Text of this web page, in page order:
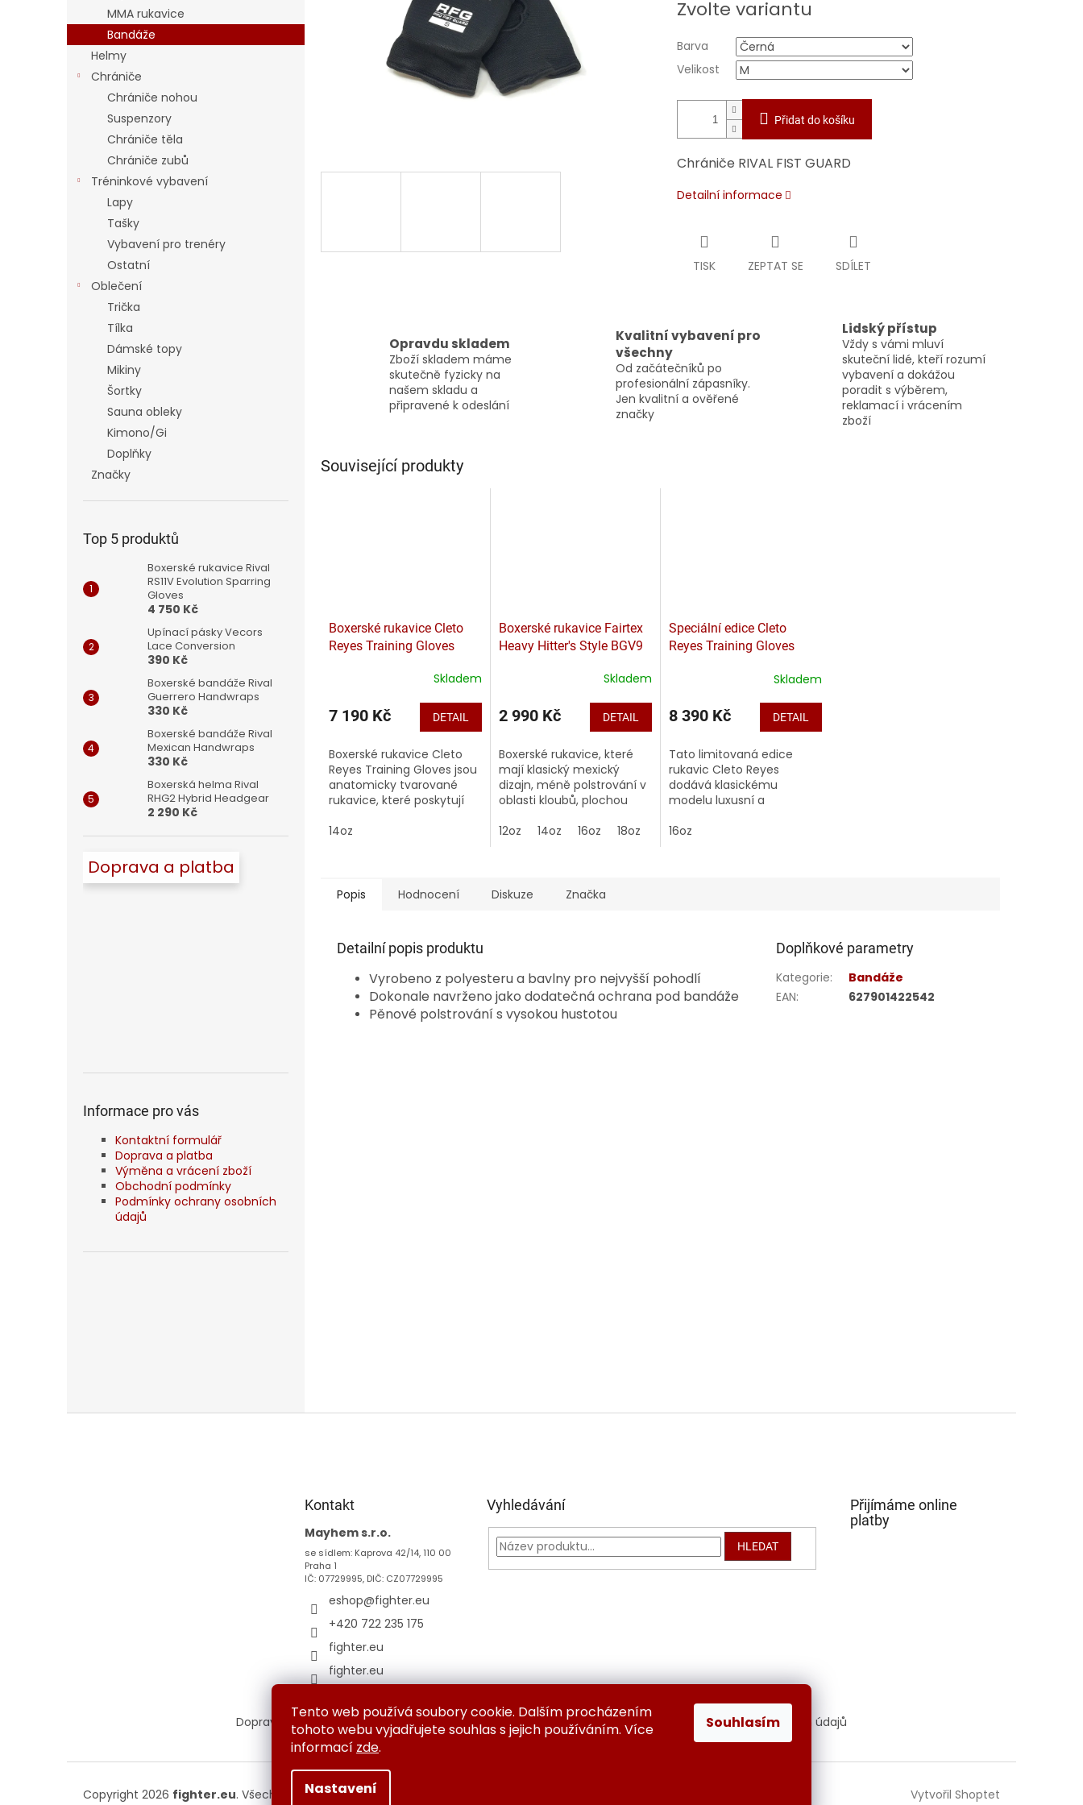
Tento web používá soubory cookie. Dalším procházením
tohoto webu vyjadřujete souhlas s jejich používáním. Více
informací zde.
Nastavení
Souhlasím
n
e
MMA rukavice
Bandáže
Helmy
Chrániče
Chrániče nohou
Suspenzory
Chrániče těla
Chrániče zubů
Tréninkové vybavení
Lapy
Tašky
Vybavení pro trenéry
Ostatní
Oblečení
Trička
Tílka
Dámské topy
Mikiny
Šortky
Sauna obleky
Kimono/Gi
Doplňky
Značky
Top 5 produktů
Boxerské rukavice Rival
RS11V Evolution Sparring
Gloves
4 750 Kč
Upínací pásky Vecors
Lace Conversion
390 Kč
Boxerské bandáže Rival
Guerrero Handwraps
330 Kč
Boxerské bandáže Rival
Mexican Handwraps
330 Kč
Boxerská helma Rival
RHG2 Hybrid Headgear
2 290 Kč
Doprava a platba
Informace pro vás
Kontaktní formulář
Doprava a platba
Výměna a vrácení zboží
Obchodní podmínky
Podmínky ochrany osobních
údajů
cena:
Zvolte variantu
Barva
Velikost
Přidat do košíku
Chrániče RIVAL FIST GUARD
Detailní informace
TISK ZEPTAT SE SDÍLET
Opravdu skladem
Zboží skladem máme
skutečně fyzicky na
našem skladu a
připravené k odeslání
Kvalitní vybavení pro
všechny
Od začátečníků po
profesionální zápasníky.
Jen kvalitní a ověřené
značky
Lidský přístup
Vždy s vámi mluví
skuteční lidé, kteří rozumí
vybavení a dokážou
poradit s výběrem,
reklamací i vrácením
zboží
Související produkty
Boxerské rukavice Cleto
Reyes Training Gloves
Skladem
7 190 Kč DETAIL
Boxerské rukavice Cleto
Reyes Training Gloves jsou
anatomicky tvarované
rukavice, které poskytují
při tréninku, sparingu a
14oz
Boxerské rukavice Fairtex
Heavy Hitter's Style BGV9
Skladem
2 990 Kč DETAIL
Boxerské rukavice, které
mají klasický mexický
dizajn, méně polstrování v
oblasti kloubů, plochou
střih. Výborné rukavice za
12oz 14oz 16oz 18oz
Speciální edice Cleto
Reyes Training Gloves
Skladem
8 390 Kč DETAIL
Tato limitovaná edice
rukavic Cleto Reyes
dodává klasickému
modelu luxusní a
Manžeta a vnitřní strana
16oz
Popis Hodnocení Diskuze Značka
Detailní popis produktu
Vyrobeno z polyesteru a bavlny pro nejvyšší pohodlí
Dokonale navrženo jako dodatečná ochrana pod bandáže
Pěnové polstrování s vysokou hustotou
Doplňkové parametry
Kategorie:
Bandáže
EAN: 627901422542
Kontakt
Mayhem s.r.o.
se sídlem: Kaprova 42/14, 110 00
Praha 1
IČ: 07729995, DIČ: CZ07729995
eshop@fighter.eu
+420 722 235 175
fighter.eu
fighter.eu
Vyhledávání
HLEDAT
Přijímáme online
platby
Doprava a platba Výměna a vrácení zboží Kontaktujte nás Obchodní podmínky Ochrana osobních údajů
Vytvořil Shoptet
Copyright 2026 fighter.eu. Všechna práva vyhrazena.